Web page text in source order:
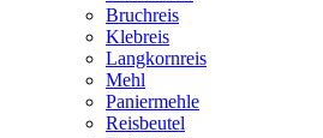
Bruchreis
Klebreis
Langkornreis
Mehl
Paniermehle
Reisbeutel